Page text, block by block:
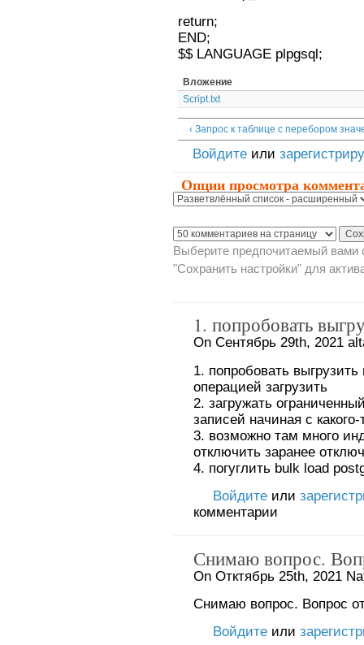
return;
END;
$$ LANGUAGE plpgsql;
Вложение
Script.txt
‹ Запрос к таблице с перебором
Войдитеили
Опции просмотра
Выберите предпочитаемый вами
"Сохранить настройки" для
1. попробовать
On Сентябрь 29th, 2021
1. попробовать
операцией загрузить
2. загружать
записей начиная с
3. возможно там много
отключить заранее
4. погуглить bulk load
Войдитеили
комментарии
Снимаю вопрос.
On Отктябрь 25th, 2021
Снимаю вопрос. Вопрос
Войдитеили